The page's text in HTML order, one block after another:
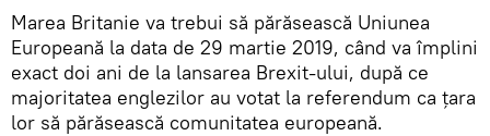
Marea Britanie va trebui să părăsească Uniunea
Europeană la data de 29 martie 2019, când va împlini
exact doi ani de la lansarea Brexit-ului, după ce
majoritatea englezilor au votat la referendum ca țara
lor să părăsească comunitatea europeană.